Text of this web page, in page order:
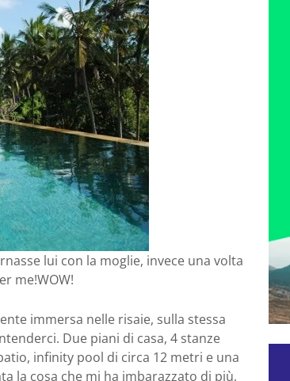
lui con la moglie, invece una volta
me!WOW!
immersa nelle risaie, sulla stessa
Due piani di casa, 4 stanze
infinity pool di circa 12 metri e una
la cosa che mi ha imbarazzato di più,